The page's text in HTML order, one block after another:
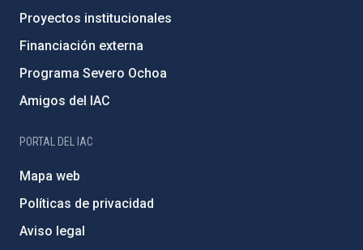
Proyectos institucionales
Financiación externa
Programa Severo Ochoa
Amigos del IAC
PORTAL DEL IAC
Mapa web
Políticas de privacidad
Aviso legal